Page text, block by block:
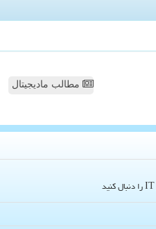
مطالب مادیجیتال